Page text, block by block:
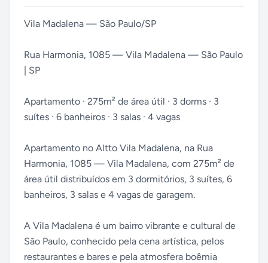
Vila Madalena — São Paulo/SP
Rua Harmonia, 1085 — Vila Madalena — São Paulo
| SP
Apartamento · 275m² de área útil · 3 dorms · 3
suítes · 6 banheiros · 3 salas · 4 vagas
Apartamento no Altto Vila Madalena, na Rua
Harmonia, 1085 — Vila Madalena, com 275m² de
área útil distribuídos em 3 dormitórios, 3 suítes, 6
banheiros, 3 salas e 4 vagas de garagem.
A Vila Madalena é um bairro vibrante e cultural de
São Paulo, conhecido pela cena artística, pelos
restaurantes e bares e pela atmosfera boêmia